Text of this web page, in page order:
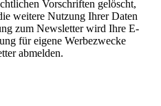
Vorschriften gelöscht,
weitere Nutzung Ihrer Daten
zum Newsletter wird Ihre E-
für eigene Werbezwecke
abmelden.